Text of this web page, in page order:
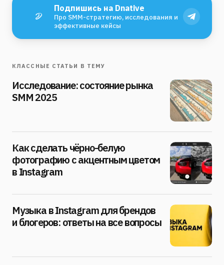
Подпишись на Dnative
Про SMM-стратегию, исследования и
эффективные кейсы
КЛАССНЫЕ СТАТЬИ В ТЕМУ
Исследование: состояние рынка
SMM 2025
Как сделать чёрно-белую
фотографию с акцентным цветом
в Instagram
Музыка в Instagram для брендов
и блогеров: ответы на все вопросы